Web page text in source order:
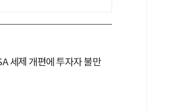
세제 개편에 투자자 불만